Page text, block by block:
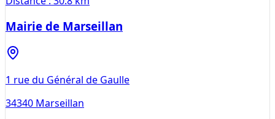
Mairie de Marseillan
1 rue du Général de Gaulle
34340 Marseillan